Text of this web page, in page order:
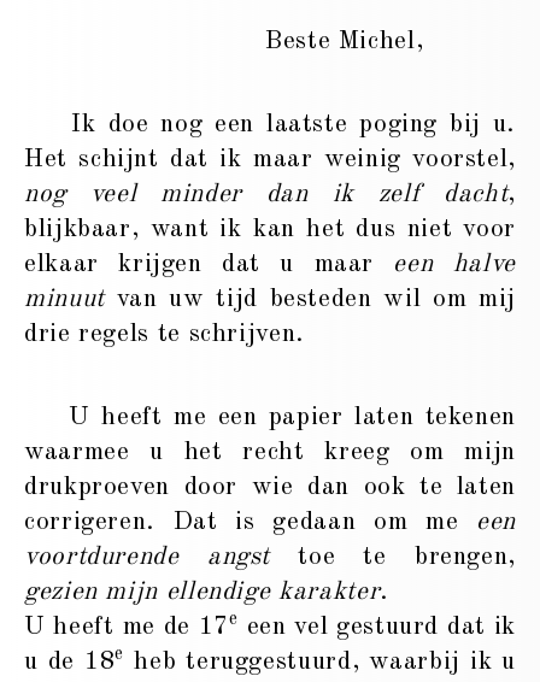
Beste Michel,
Ik doe nog een laatste poging bij u.
Het schijnt dat ik maar weinig voorstel,
nog veel minder dan ik zelf dacht,
blijkbaar, want ik kan het dus niet voor
elkaar krijgen dat u maar een halve
minuutvan uw tijd besteden wil om mij
drie regels te schrijven.
U heeft me een papier laten tekenen
waarmee u het recht kreeg om mijn
drukproeven door wie dan ook te laten
corrigeren. Dat is gedaan om me een
voortdurende angsttoe te brengen,
gezien mijn ellendige karakter.
U heeft me de 17e
een vel gestuurd dat ik
u de 18e
heb teruggestuurd, waarbij ik u